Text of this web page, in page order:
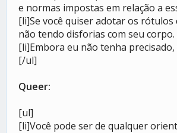
e normas impostas em relação a
[li]Se você quiser adotar os
não tendo disforias com seu
[li]Embora eu não tenha
[/ul]
Queer:
[ul]
[li]Você pode ser de qualquer